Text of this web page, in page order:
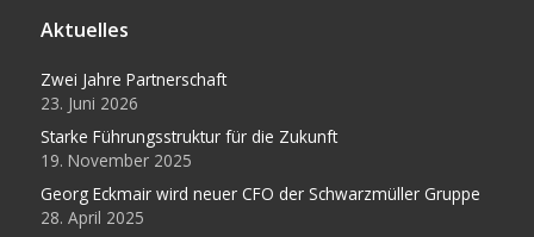
Aktuelles
Zwei Jahre Partnerschaft
23. Juni 2026
Starke Führungsstruktur für die Zukunft
19. November 2025
Georg Eckmair wird neuer CFO der Schwarzmüller Gruppe
28. April 2025